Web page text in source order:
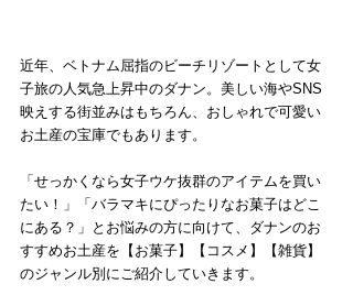
近年、ベトナム屈指のビーチリゾートとして女
子旅の人気急上昇中のダナン。美しい海やSNS
映えする街並みはもちろん、おしゃれで可愛い
お土産の宝庫でもあります。
「せっかくなら女子ウケ抜群のアイテムを買い
たい！」「バラマキにぴったりなお菓子はどこ
にある？」とお悩みの方に向けて、ダナンのお
すすめお土産を【お菓子】【コスメ】【雑貨】
のジャンル別にご紹介していきます。